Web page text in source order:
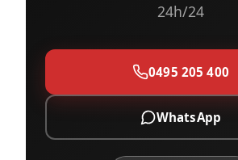
24h/24
0495 205 400
WhatsApp